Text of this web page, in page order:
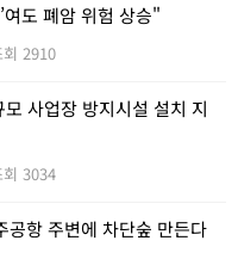
여도 폐암 위험 상승"
회 2910
사업장 방지시설 설치 지
회 3034
항 주변에 차단숲 만든다